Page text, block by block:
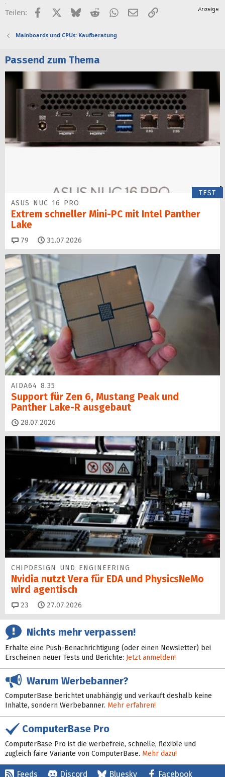
Teilen: FacebookX (Twitter)
BlueskyRedditWhatsApp
E-MailLink
Mainboards und CPUs: Kaufberatung
Passend zum Thema
TEST
ASUS NUC 16 PRO
Extrem schneller Mini-PC mit Intel Panther
Lake
79 Kommentare
31.07.2026
AIDA64 8.35
Support für Zen 6, Mustang Peak und
Panther Lake-R ausgebaut
28.07.2026
CHIPDESIGN UND ENGINEERING
Nvidia nutzt Vera für EDA und PhysicsNeMo
wird agentisch
23 Kommentare
27.07.2026
Nichts mehr verpassen!
Erhalte eine Push-Benachrichtigung (oder einen Newsletter) bei
Erscheinen neuer Tests und Berichte: Jetzt anmelden!
Warum Werbebanner?
ComputerBase berichtet unabhängig und verkauft deshalb keine
Inhalte, sondern Werbebanner. Mehr erfahren!
ComputerBase Pro
ComputerBase Pro ist die werbefreie, schnelle, flexible und
zugleich faire Variante von ComputerBase. Mehr dazu!
Feeds Discord Bluesky Facebook